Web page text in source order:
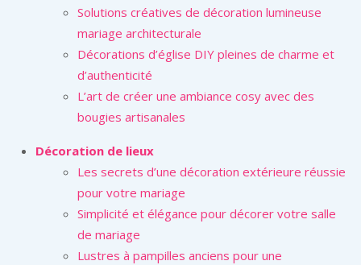
Solutions créatives de décoration lumineuse
mariage architecturale
Décorations d’église DIY pleines de charme et
d’authenticité
L’art de créer une ambiance cosy avec des
bougies artisanales
Décoration de lieux
Les secrets d’une décoration extérieure réussie
pour votre mariage
Simplicité et élégance pour décorer votre salle
de mariage
Lustres à pampilles anciens pour une